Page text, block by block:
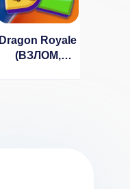
Dragon Royale
(ВЗЛОМ,